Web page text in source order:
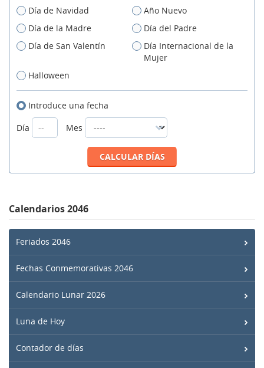
Día de Navidad
Año Nuevo
Día de la Madre
Día del Padre
Día de San Valentín
Día Internacional de la
Mujer
Halloween
Introduce una fecha
Día
Mes
Calendarios 2046
Feriados 2046
Fechas Conmemorativas 2046
Calendario Lunar 2026
Luna de Hoy
Contador de días